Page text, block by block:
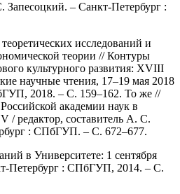
Запесоцкий. – Санкт-Петербург :
исследований и
теории // Контуры
культурного развития: XVIII
научные чтения, 17–19 мая 2018
2018. – С. 159–162. То же //
академии наук в
редактор, составитель А. С.
: СПбГУП. – С. 672–677.
в Университете: 1 сентября
Петербург : СПбГУП, 2014. – С.